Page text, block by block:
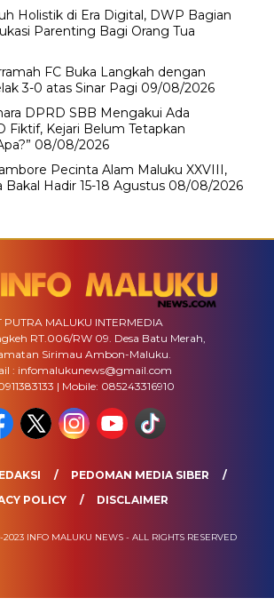
Holistik di Era Digital, DWP Bagian
Parenting Bagi Orang Tua
FC Buka Langkah dengan
3-0 atas Sinar Pagi 09/08/2026
DPRD SBB Mengakui Ada
Fiktif, Kejari Belum Tetapkan
08/08/2026
Pecinta Alam Maluku XXVIII,
Bakal Hadir 15-18 Agustus 08/08/2026
PUTRA MALUKU INTERMEDIA
RT.006/RW 09. Desa Batu Merah,
Sirimau Ambon-Maluku.
: infomalukunews@gmail.com
| Mobile: 085243316910
PEDOMAN MEDIA SIBER
POLICY
DISCLAIMER
2023 INFO MALUKU NEWS - ALL RIGHTS RESERVED